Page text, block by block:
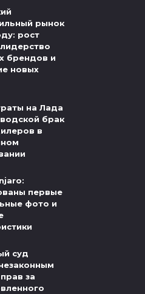
рынок
рост
брендов и
новых
на Лада
брак
в
первые
фото и
суд
за